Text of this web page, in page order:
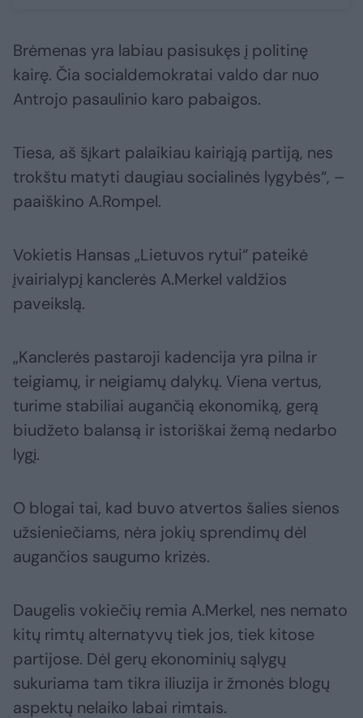
Brėmenas yra labiau pasisukęs į politinę
kairę. Čia socialdemokratai valdo dar nuo
Antrojo pasaulinio karo pabaigos.
Tiesa, aš šįkart palaikiau kairiąją partiją, nes
trokštu matyti daugiau socialinės lygybės“, –
paaiškino A.Rompel.
Vokietis Hansas „Lietuvos rytui“ pateikė
įvairialypį kanclerės A.Merkel valdžios
paveikslą.
„Kanclerės pastaroji kadencija yra pilna ir
teigiamų, ir neigiamų dalykų. Viena vertus,
turime stabiliai augančią ekonomiką, gerą
biudžeto balansą ir istoriškai žemą nedarbo
lygį.
O blogai tai, kad buvo atvertos šalies sienos
užsieniečiams, nėra jokių sprendimų dėl
augančios saugumo krizės.
Daugelis vokiečių remia A.Merkel, nes nemato
kitų rimtų alternatyvų tiek jos, tiek kitose
partijose. Dėl gerų ekonominių sąlygų
sukuriama tam tikra iliuzija ir žmonės blogų
aspektų nelaiko labai rimtais.